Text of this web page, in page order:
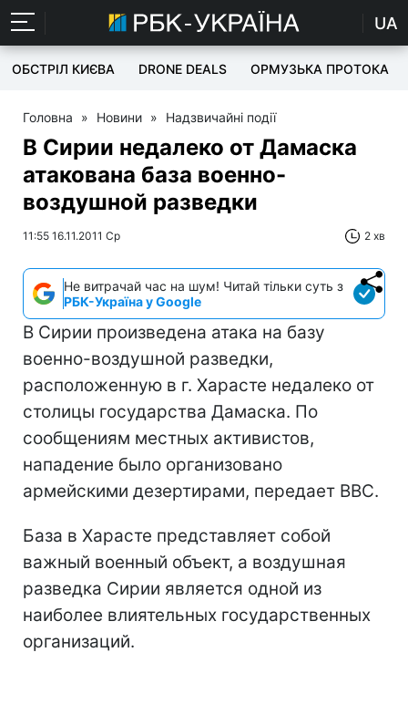
UA
ОБСТРІЛ КИЄВА DRONE DEALS ОРМУЗЬКА ПРОТОКА
Головна » Новини » Надзвичайні події
В Сирии недалеко от Дамаска
атакована база военно-
воздушной разведки
11:55 16.11.2011 Ср 2 хв
Не витрачай час на шум! Читай тільки суть з
РБК-Україна у Google
В Сирии произведена атака на базу
военно-воздушной разведки,
расположенную в г. Харасте недалеко от
столицы государства Дамаска. По
сообщениям местных активистов,
нападение было организовано
армейскими дезертирами, передает ВВС.
База в Харасте представляет собой
важный военный объект, а воздушная
разведка Сирии является одной из
наиболее влиятельных государственных
организаций.